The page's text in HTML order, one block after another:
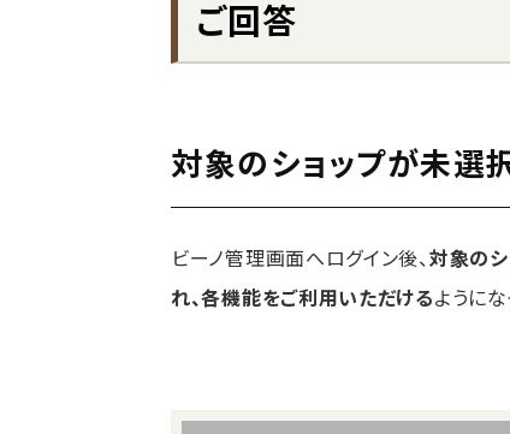
ご回答
対象のショップが未選
ビーノ管理画面へログイン後、対象の
れ、各機能をご利用いただけるようにな